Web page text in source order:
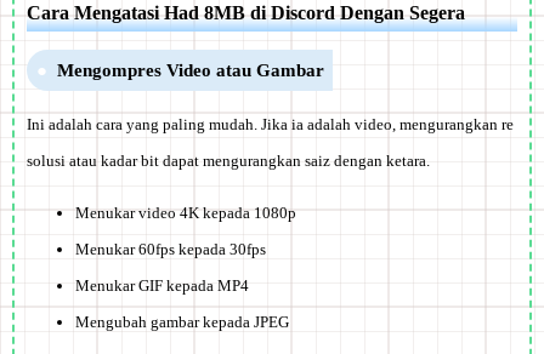
Cara Mengatasi Had 8MB di Discord Dengan Segera
Mengompres Video atau Gambar
Ini adalah cara yang paling mudah. Jika ia adalah video, mengurangkan re
solusi atau kadar bit dapat mengurangkan saiz dengan ketara.
Menukar video 4K kepada 1080p
Menukar 60fps kepada 30fps
Menukar GIF kepada MP4
Mengubah gambar kepada JPEG